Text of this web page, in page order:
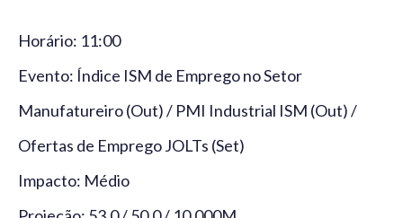
Horário: 11:00
Evento: Índice ISM de Emprego no Setor
Manufatureiro (Out) / PMI Industrial ISM (Out) /
Ofertas de Emprego JOLTs (Set)
Impacto: Médio